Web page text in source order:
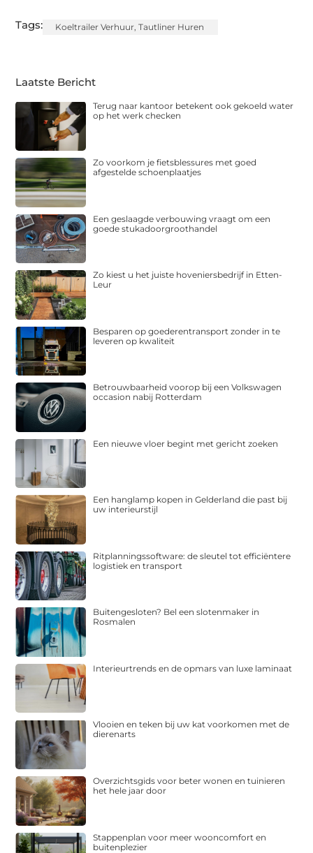
Tags: Koeltrailer Verhuur,Tautliner Huren
Laatste Bericht
Terug naar kantoor betekent ook gekoeld water
op het werk checken
Zo voorkom je fietsblessures met goed
afgestelde schoenplaatjes
Een geslaagde verbouwing vraagt om een
goede stukadoorgroothandel
Zo kiest u het juiste hoveniersbedrijf in Etten-
Leur
Besparen op goederentransport zonder in te
leveren op kwaliteit
Betrouwbaarheid voorop bij een Volkswagen
occasion nabij Rotterdam
Een nieuwe vloer begint met gericht zoeken
Een hanglamp kopen in Gelderland die past bij
uw interieurstijl
Ritplanningssoftware: de sleutel tot efficiëntere
logistiek en transport
Buitengesloten? Bel een slotenmaker in
Rosmalen
Interieurtrends en de opmars van luxe laminaat
Vlooien en teken bij uw kat voorkomen met de
dierenarts
Overzichtsgids voor beter wonen en tuinieren
het hele jaar door
Stappenplan voor meer wooncomfort en
buitenplezier